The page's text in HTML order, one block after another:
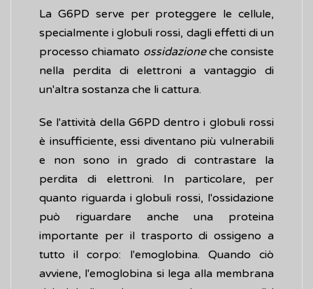
La G6PD serve per proteggere le cellule,
specialmente i globuli rossi, dagli effetti di un
processo chiamato ossidazioneche consiste
nella perdita di elettroni a vantaggio di
un'altra sostanza che li cattura.
Se l'attività della G6PD dentro i globuli rossi
è insufficiente, essi diventano più vulnerabili
e non sono in grado di contrastare la
perdita di elettroni. In particolare, per
quanto riguarda i globuli rossi, l'ossidazione
può riguardare anche una proteina
importante per il trasporto di ossigeno a
tutto il corpo: l'emoglobina. Quando ciò
avviene, l'emoglobina si lega alla membrana